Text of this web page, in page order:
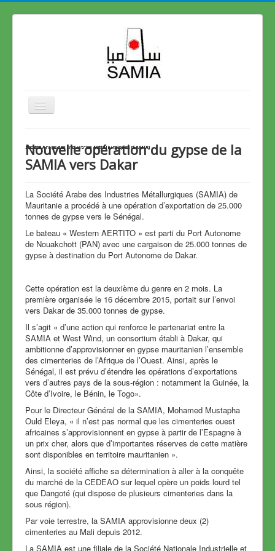
Société Arabe des Industries Métallurgiques (SAMIA)
Société Arabe des Industries Métallurgiques (SAMIA)
Société Arabe des Industries Métallurgiques (SAMIA)
Société Arabe des Industries Métallurgiques (SAMIA)
Société Arabe des Industries Métallurgiques (SAMIA)
Société Arabe des Industries Métallurgiques (SAMIA)
Société Arabe des Industries Métallurgiques (SAMIA)
Société Arabe des Industries Métallurgiques (SAMIA)
Société Arabe des Industries Métallurgiques (SAMIA)
Nouvelle opération du gypse de la
SAMIA vers Dakar
La Société Arabe des Industries Métallurgiques (SAMIA) de
Mauritanie a procédé à une opération d’exportation de 25.000
tonnes de gypse vers le Sénégal.
Le bateau « Western AERTITO » est parti du Port Autonome
de Nouakchott (PAN) avec une cargaison de 25.000 tonnes de
gypse à destination du Port Autonome de Dakar.
Cette opération est la deuxième du genre en 2 mois. La
première organisée le 16 décembre 2015, portait sur l’envoi
vers Dakar de 35.000 tonnes de gypse.
Il s’agit « d’une action qui renforce le partenariat entre la
SAMIA et West Wind, un consortium établi à Dakar, qui
ambitionne d’approvisionner en gypse mauritanien l’ensemble
des cimenteries de l’Afrique de l’Ouest. Ainsi, après le
Sénégal, il est prévu d’étendre les opérations d’exportations
vers d’autres pays de la sous-région : notamment la Guinée, la
Côte d’Ivoire, le Bénin, le Togo».
Pour le Directeur Général de la SAMIA, Mohamed Mustapha
Ould Eleya, « il n’est pas normal que les cimenteries ouest
africaines s’approvisionnent en gypse à partir de l’Espagne à
un prix cher, alors que d’importantes réserves de cette matière
sont disponibles en territoire mauritanien ».
Ainsi, la société affiche sa détermination à aller à la conquête
du marché de la CEDEAO sur lequel opère un poids lourd tel
que Dangoté (qui dispose de plusieurs cimenteries dans la
sous région).
Par voie terrestre, la SAMIA approvisionne deux (2)
cimenteries au Mali depuis 2012.
La SAMIA est une filiale de la Société Nationale Industrielle et